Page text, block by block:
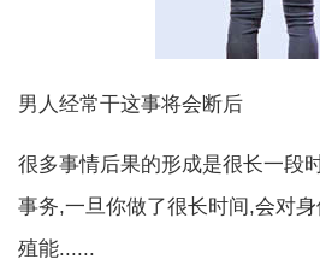
男人经常干这事将会断后
很多事情后果的形成是很长一段
事务,一旦你做了很长时间,会对
殖能......